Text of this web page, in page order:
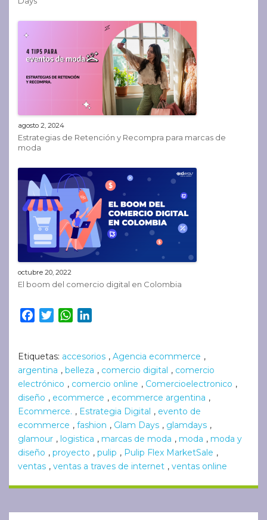
agosto 2, 2024
Estrategias de Retención y Recompra para marcas de
moda
octubre 20, 2022
El boom del comercio digital en Colombia
Facebook
TwitterWhatsApp
Etiquetas: accesorios , Agencia ecommerce ,
argentina , belleza , comercio digital , comercio
electrónico , comercio online , Comercioelectronico ,
diseño , ecommerce , ecommerce argentina ,
Ecommerce. , Estrategia Digital , evento de
ecommerce , fashion , Glam Days , glamdays ,
glamour , logistica , marcas de moda , moda , moda y
diseño , proyecto , pulip , Pulip Flex MarketSale ,
ventas , ventas a traves de internet , ventas online